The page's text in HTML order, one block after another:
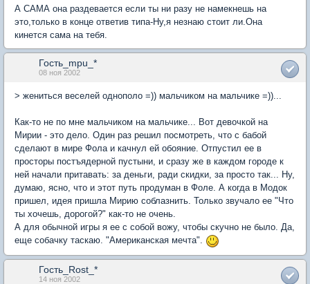
А САМА она раздевается если ты ни разу не намекнешь на
это,только в конце ответив типа-Ну,я незнаю стоит ли.Она
кинется сама на тебя.
Гость_mpu_*
08 ноя 2002
> жениться веселей однополо =)) мальчиком на мальчике =))...
Как-то не по мне мальчиком на мальчике... Вот девочкой на
Мирии - это дело. Один раз решил посмотреть, что с бабой
сделают в мире Фола и качнул ей обояние. Отпустил ее в
просторы постъядерной пустыни, и сразу же в каждом городе к
ней начали притавать: за деньги, ради скидки, за просто так... Ну,
думаю, ясно, что и этот путь продуман в Фоле. А когда в Модок
пришел, идея пришла Мирию соблазнить. Только звучало ее "Что
ты хочешь, дорогой?" как-то не очень.
А для обычной игры я ее с собой вожу, чтобы скучно не было. Да,
еще собачку таскаю. "Американская мечта".
Гость_Rost_*
14 ноя 2002